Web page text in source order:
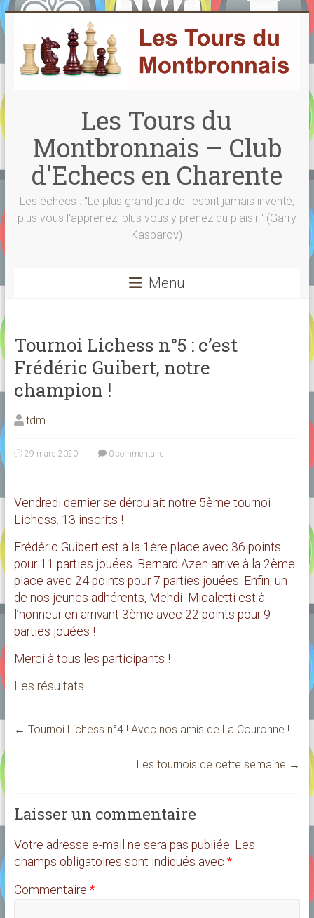
to
content
Les Tours du
Montbronnais – Club
d'Echecs en Charente
Les échecs : "Le plus grand jeu de l'esprit jamais inventé,
plus vous l'apprenez, plus vous y prenez du plaisir." (Garry
Kasparov)
Menu
Tournoi Lichess n°5 : c’est
Frédéric Guibert, notre
champion !
ltdm
29 mars 2020 0 commentaire
Vendredi dernier se déroulait notre 5ème tournoi
Lichess. 13 inscrits !
Frédéric Guibert est à la 1ère place avec 36 points
pour 11 parties jouées. Bernard Azen arrive à la 2ème
place avec 24 points pour 7 parties jouées. Enfin, un
de nos jeunes adhérents, Mehdi Micaletti est à
l’honneur en arrivant 3ème avec 22 points pour 9
parties jouées !
Merci à tous les participants !
Les résultats
← Tournoi Lichess n°4 ! Avec nos amis de La Couronne !
Les tournois de cette semaine →
Laisser un commentaire
Votre adresse e-mail ne sera pas publiée. Les
champs obligatoires sont indiqués avec *
Commentaire *